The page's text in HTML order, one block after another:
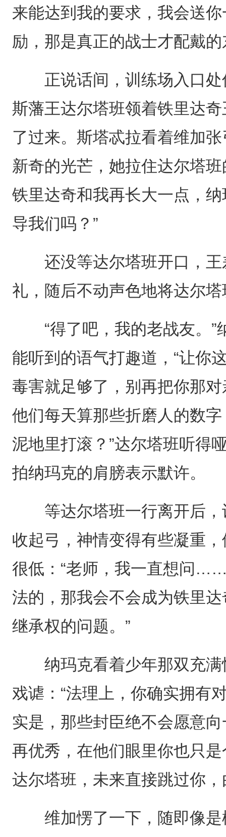
来能达到我的要求，我会送
励，那是真正的战士才配戴的
正说话间，训练场入口处
斯藩王达尔塔班领着铁里达
了过来。斯塔忒拉看着维加
新奇的光芒，她拉住达尔塔
铁里达奇和我再长大一点，
导我们吗？”
还没等达尔塔班开口，王
礼，随后不动声色地将达尔
“得了吧，我的老战友。”
能听到的语气打趣道，“让你
毒害就足够了，别再把你那
他们每天算那些折磨人的数
泥地里打滚？”达尔塔班听得
拍纳玛克的肩膀表示默许。
等达尔塔班一行离开后，
收起弓，神情变得有些凝重
很低：“老师，我一直想问……
法的，那我会不会成为铁里
继承权的问题。”
纳玛克看着少年那双充满
戏谑：“法理上，你确实拥有
实是，那些封臣绝不会愿意
再优秀，在他们眼里你也只
达尔塔班，未来直接跳过你
维加愣了一下，随即像是